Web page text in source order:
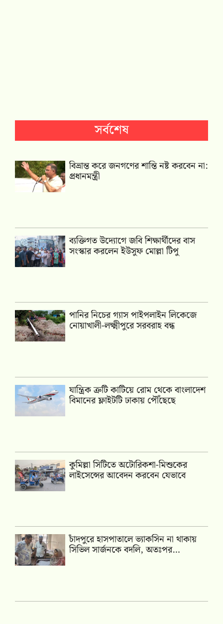
সর্বশেষ
বিভ্রান্ত করে জনগণের শান্তি নষ্ট করবেন না:
প্রধানমন্ত্রী
ব্যক্তিগত উদ্যোগে জবি শিক্ষার্থীদের বাস
সংস্কার করলেন ইউসুফ মোল্লা টিপু
পানির নিচের গ্যাস পাইপলাইন লিকেজে
নোয়াখালী-লক্ষ্মীপুরে সরবরাহ বন্ধ
যান্ত্রিক ত্রুটি কাটিয়ে রোম থেকে বাংলাদেশ
বিমানের ফ্লাইটটি ঢাকায় পৌঁছেছে
কুমিল্লা সিটিতে অটোরিকশা-মিশুকের
লাইসেন্সের আবেদন করবেন যেভাবে
চাঁদপুরে হাসপাতালে ভ্যাকসিন না থাকায়
সিভিল সার্জনকে বদলি, অতঃপর…